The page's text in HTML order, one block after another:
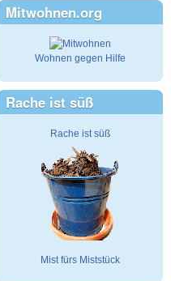
Mitwohnen.org
Wohnen gegen Hilfe
Rache ist süß
Rache ist süß
Mist fürs Miststück